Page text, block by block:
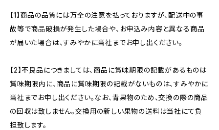
【1】商品の品質には万全の注意を払っておりますが、配送中の事
故等で商品破損が発生した場合や、お申込み内容と異なる商品
が届いた場合は、すみやかに当社までお申し出ください。
【2】不良品につきましては、商品に賞味期限の記載があるものは
賞味期限内に、商品に賞味期限の記載がないものは、すみやかに
当社までお申し出ください。なお、青果物のため、交換の際の商品
の回収は致しません。交換用の新しい果物の送料は当社にて負
担致します。